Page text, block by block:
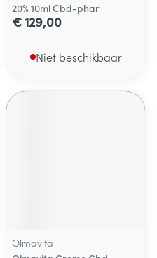
20% 10ml Cbd-phar
€ 129,00
Niet beschikbaar
Olmavita